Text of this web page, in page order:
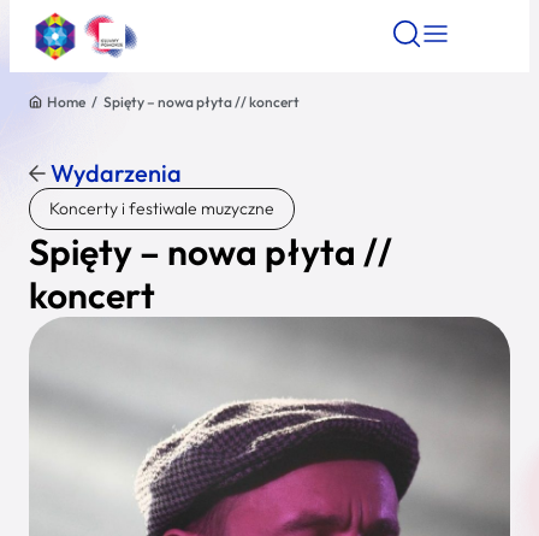
Znajdź atrakcję
Nazwa atrakcji
Miasto
Wyszukaj
Home / Spięty – nowa płyta // koncert
Wydarzenia
Koncerty i festiwale muzyczne
Spięty – nowa płyta //
koncert